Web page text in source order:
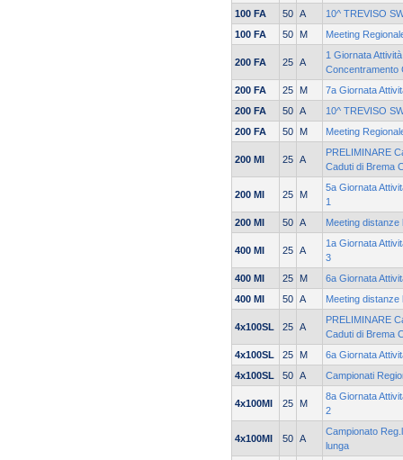
100 FA
50 A
10^ TREVISO
100 FA
50 M Meeting
200 FA 25 A
1 Giornata
Concentramento
200 FA
25 M
7a Giornata
200 FA
50 A
10^ TREVISO
200 FA
50 M Meeting
200 MI 25 A
PRELIMINARE
Caduti di Brema
200 MI 25 M
5a Giornata
1
200 MI
50 A Meeting distanze
400 MI 25 A
1a Giornata
3
400 MI
25 M
6a Giornata
400 MI
50 A Meeting distanze
4x100SL 25 A
PRELIMINARE
Caduti di Brema
4x100SL
25 M
6a Giornata
4x100SL
50 A Campionati
4x100MI 25 M
8a Giornata
2
4x100MI 50 A
Campionato
lunga